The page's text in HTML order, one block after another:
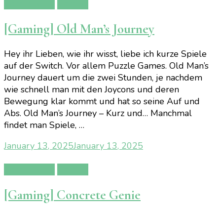
[Gaming] Old Man’s Journey
Hey ihr Lieben, wie ihr wisst, liebe ich kurze Spiele
auf der Switch. Vor allem Puzzle Games. Old Man’s
Journey dauert um die zwei Stunden, je nachdem
wie schnell man mit den Joycons und deren
Bewegung klar kommt und hat so seine Auf und
Abs. Old Man’s Journey – Kurz und… Manchmal
findet man Spiele, …
January 13, 2025January 13, 2025
[Gaming] Concrete Genie